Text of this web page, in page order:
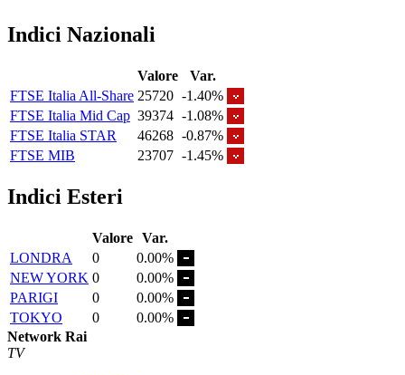
Indici Nazionali
Valore
Var.
FTSE Italia All-Share 25720 -1.40%
FTSE Italia Mid Cap 39374 -1.08%
FTSE Italia STAR
46268 -0.87%
FTSE MIB
23707 -1.45%
Indici Esteri
Valore Var.
LONDRA
0
0.00%
NEW YORK 0
0.00%
PARIGI
0
0.00%
TOKYO
0
0.00%
Network Rai
TV